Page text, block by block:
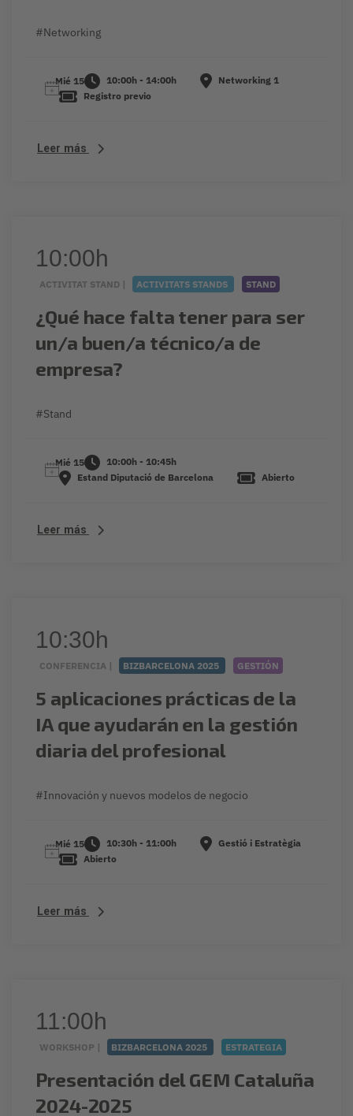
#Networking
Mié 15 10:00h - 14:00h
Networking 1
Registro previo
Leer más
10:00h
ACTIVITAT STAND | ACTIVITATS STANDS STAND
¿Qué hace falta tener para ser
un/a buen/a técnico/a de
empresa?
#Stand
Mié 15
10:00h - 10:45h
Estand Diputació de Barcelona
Abierto
Leer más
10:30h
CONFERENCIA | BIZBARCELONA 2025 GESTIÓN
5 aplicaciones prácticas de la
IA que ayudarán en la gestión
diaria del profesional
#Innovación y nuevos modelos de negocio
Mié 15 10:30h - 11:00h
Gestió i Estratègia
Abierto
Leer más
11:00h
WORKSHOP | BIZBARCELONA 2025 ESTRATEGIA
Presentación del GEM Cataluña
2024-2025